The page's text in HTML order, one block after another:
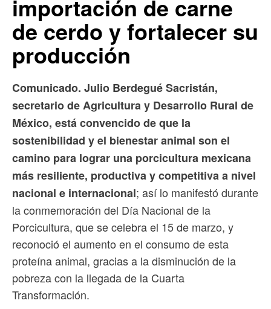
importación de carne
de cerdo y fortalecer su
producción
Comunicado. Julio Berdegué Sacristán,
secretario de Agricultura y Desarrollo Rural de
México, está convencido de que la
sostenibilidad y el bienestar animal son el
camino para lograr una porcicultura mexicana
más resiliente, productiva y competitiva a nivel
nacional e internacional; así lo manifestó durante
la conmemoración del Día Nacional de la
Porcicultura, que se celebra el 15 de marzo, y
reconoció el aumento en el consumo de esta
proteína animal, gracias a la disminución de la
pobreza con la llegada de la Cuarta
Transformación.